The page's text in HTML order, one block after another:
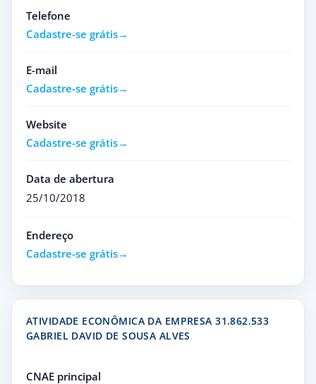
Telefone
Cadastre-se grátis
E-mail
Cadastre-se grátis
Website
Cadastre-se grátis
Data de abertura
25/10/2018
Endereço
Cadastre-se grátis
ATIVIDADE ECONÔMICA DA EMPRESA 31.862.533
GABRIEL DAVID DE SOUSA ALVES
CNAE principal